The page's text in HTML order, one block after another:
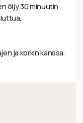
öljy 30 minuutin
ja korkin kanssa.